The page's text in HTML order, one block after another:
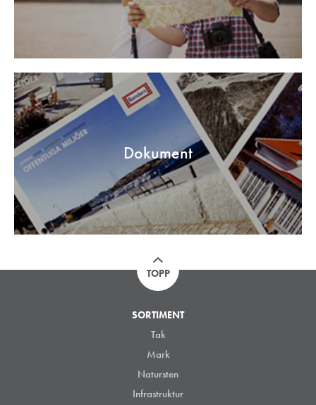
Dokument
TOPP
SORTIMENT
Tak
Mark
Natursten
Infrastruktur